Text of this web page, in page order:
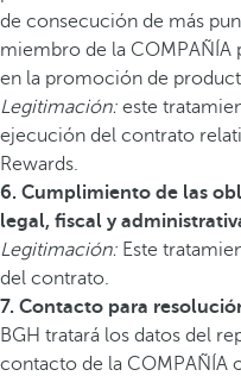
de consecución de más
miembro de la COMPAÑÍA
en la promoción de
Legitimación: este
ejecución del contrato
Rewards.
6. Cumplimiento de las
legal, fiscal y
Legitimación: Este
del contrato.
7. Contacto para
BGH tratará los datos del
contacto de la COMPAÑÍA